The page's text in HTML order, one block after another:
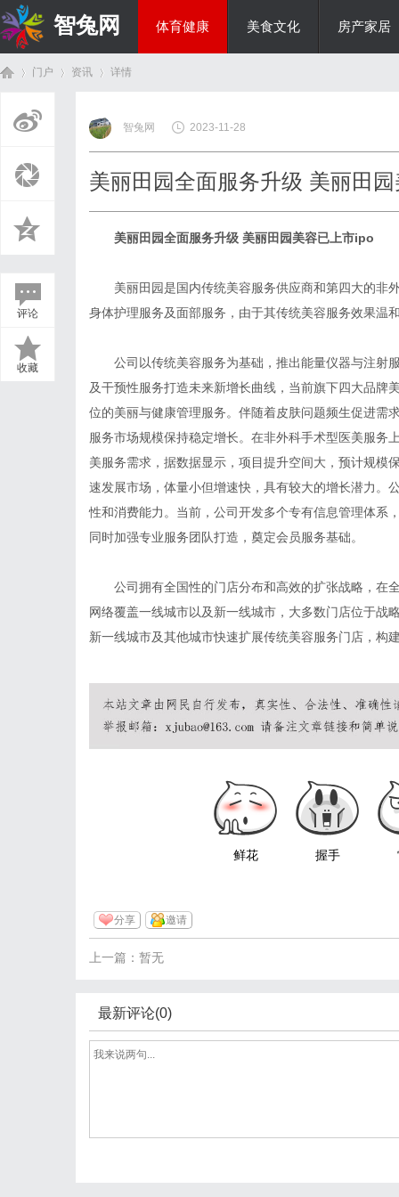
智兔网 体育健康 美食文化 房产家居
门户 资讯
›
详情
评论
收藏
智兔网 2023-11-28
美丽田园全面服务升级 美丽田
美丽田园全面服务升级 美丽田园美容已上市ipo
美丽田园是国内传统美容服务供应商和第四大的非
身体护理服务及面部服务，由于其传统美容服务效果温
公司以传统美容服务为基础，推出能量仪器与注射
及干预性服务打造未来新增长曲线，当前旗下四大品牌
位的美丽与健康管理服务。伴随着皮肤问题频生促进需
服务市场规模保持稳定增长。在非外科手术型医美服务
美服务需求，据数据显示，项目提升空间大，预计规模
速发展市场，体量小但增速快，具有较大的增长潜力。
性和消费能力。当前，公司开发多个专有信息管理体系
同时加强专业服务团队打造，奠定会员服务基础。
公司拥有全国性的门店分布和高效的扩张战略，在
网络覆盖一线城市以及新一线城市，大多数门店位于战
新一线城市及其他城市快速扩展传统美容服务门店，构
鲜花 握手
分享 邀请
上一篇：暂无
最新评论(0)